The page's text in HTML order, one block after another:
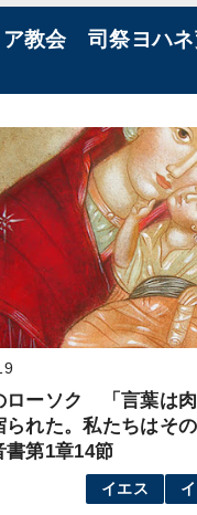
ア教会 司祭ヨハ
ローソク 「言葉は
られた。私たちはそ
書第1章14節
イエス